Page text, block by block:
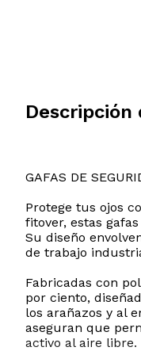
GAFAS DE
Protege tus ojos
fitover, estas
Su diseño
de trabajo
Fabricadas con
por ciento,
los arañazos y al
aseguran que
activo al aire libre.